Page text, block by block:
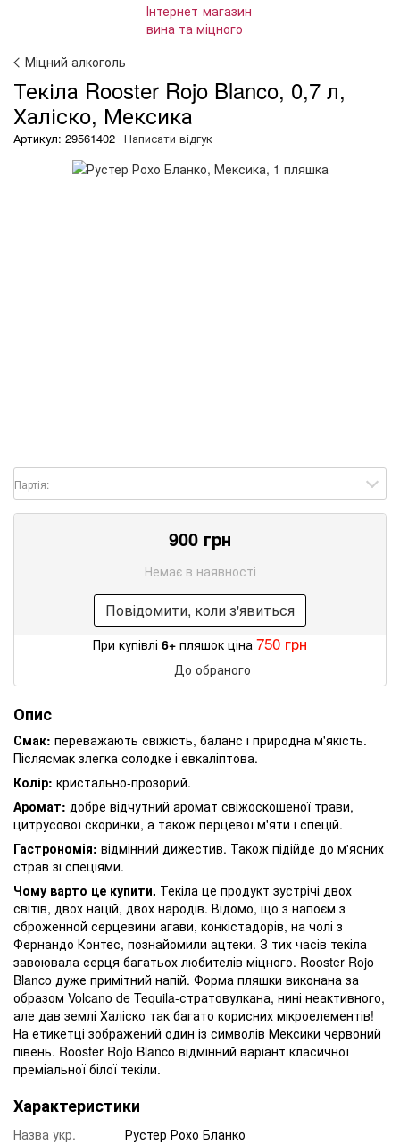
Міцний алкоголь
Текіла Rooster Rojo Blanco, 0,7 л,
Халіско, Мексика
Артикул: 29561402 Написати відгук
Партія:
900 грн
Немає в наявності
Повідомити, коли з'явиться
При купівлі 6+ пляшок ціна 750 грн
До обраного
Опис
Смак: переважають свіжість, баланс і природна м'якість.
Післясмак злегка солодке і евкаліптова.
Колір: кристально-прозорий.
Аромат: добре відчутний аромат свіжоскошеної трави,
цитрусової скоринки, а також перцевої м'яти і спецій.
Гастрономія: відмінний дижестив. Також підійде до м'ясних
страв зі спеціями.
Чому варто це купити. Текіла це продукт зустрічі двох
світів, двох націй, двох народів. Відомо, що з напоєм з
сброженной серцевини агави, конкістадорів, на чолі з
Фернандо Контес, познайомили ацтеки. З тих часів текіла
завоювала серця багатьох любителів міцного. Rooster Rojo
Blanco дуже примітний напій. Форма пляшки виконана за
образом Volcano de Tequila-стратовулкана, нині неактивного,
але дав землі Халіско так багато корисних мікроелементів!
На етикетці зображений один із символів Мексики червоний
півень. Rooster Rojo Blanco відмінний варіант класичної
преміальної білої текіли.
Характеристики
Назва укр.
Рустер Рохо Бланко